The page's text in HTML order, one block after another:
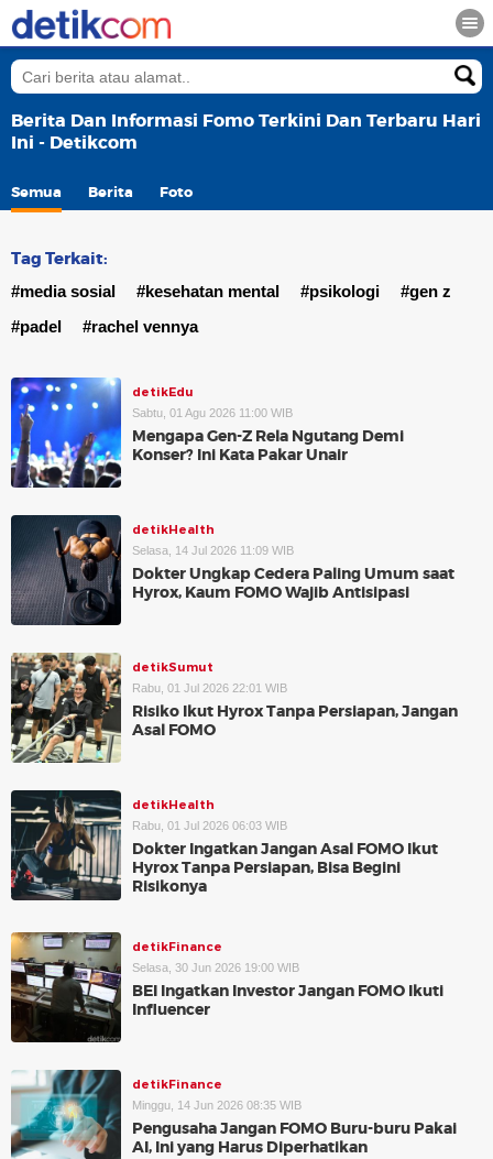
Berita Dan Informasi Fomo Terkini Dan Terbaru Hari
Ini - Detikcom
Semua Berita Foto
Tag Terkait:
#media sosial #kesehatan mental #psikologi
#gen z
#padel
#rachel vennya
detikEdu
Sabtu, 01 Agu 2026 11:00 WIB
Mengapa Gen-Z Rela Ngutang Demi
Konser? Ini Kata Pakar Unair
detikHealth
Selasa, 14 Jul 2026 11:09 WIB
Dokter Ungkap Cedera Paling Umum saat
Hyrox, Kaum FOMO Wajib Antisipasi
detikSumut
Rabu, 01 Jul 2026 22:01 WIB
Risiko Ikut Hyrox Tanpa Persiapan, Jangan
Asal FOMO
detikHealth
Rabu, 01 Jul 2026 06:03 WIB
Dokter Ingatkan Jangan Asal FOMO Ikut
Hyrox Tanpa Persiapan, Bisa Begini
Risikonya
detikFinance
Selasa, 30 Jun 2026 19:00 WIB
BEI Ingatkan Investor Jangan FOMO Ikuti
Influencer
detikFinance
Minggu, 14 Jun 2026 08:35 WIB
Pengusaha Jangan FOMO Buru-buru Pakai
AI, Ini yang Harus Diperhatikan